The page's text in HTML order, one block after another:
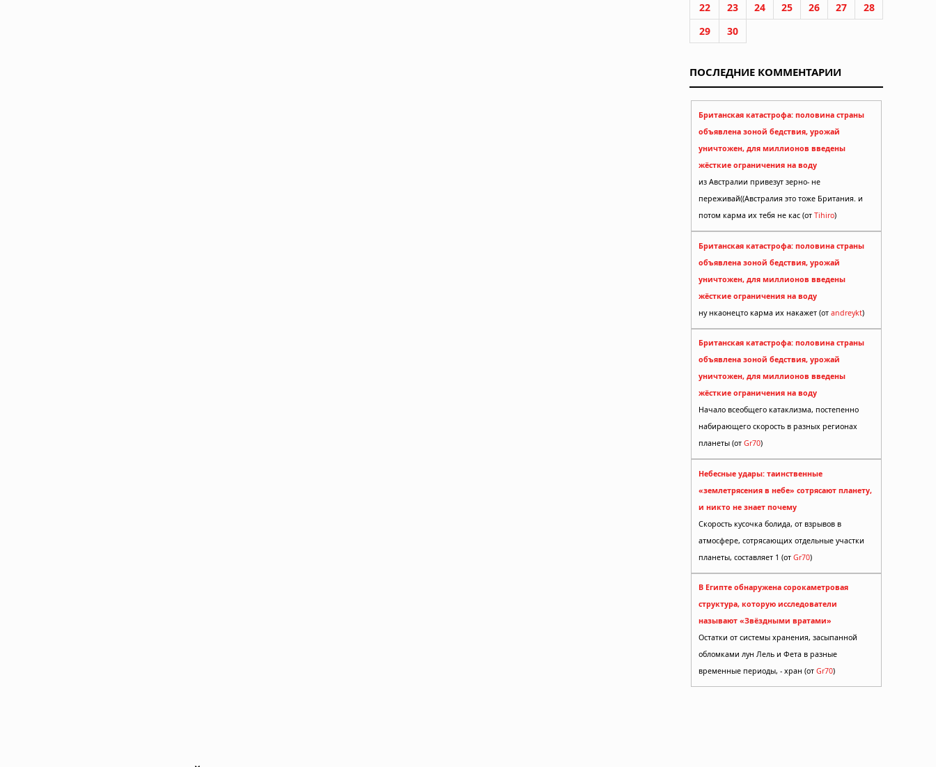
22
23 24 25 26 27
28
29
30
ПОСЛЕДНИЕ КОММЕНТАРИИ
Британская катастрофа: половина страны
объявлена зоной бедствия, урожай
уничтожен, для миллионов введены
жёсткие ограничения на воду
из Австралии привезут зерно- не
переживай((Австралия это тоже Британия. и
потом карма их тебя не кас (от Tihiro)
Британская катастрофа: половина страны
объявлена зоной бедствия, урожай
уничтожен, для миллионов введены
жёсткие ограничения на воду
ну нкаонецто карма их накажет (от andreykt)
Британская катастрофа: половина страны
объявлена зоной бедствия, урожай
уничтожен, для миллионов введены
жёсткие ограничения на воду
Начало всеобщего катаклизма, постепенно
набирающего скорость в разных регионах
планеты (от Gr70)
Небесные удары: таинственные
«землетрясения в небе» сотрясают планету,
и никто не знает почему
Скорость кусочка болида, от взрывов в
атмосфере, сотрясающих отдельные участки
планеты, составляет 1 (от Gr70)
В Египте обнаружена сорокаметровая
структура, которую исследователи
называют «Звёздными вратами»
Остатки от системы хранения, засыпанной
обломками лун Лель и Фета в разные
временные периоды, - хран (от Gr70)